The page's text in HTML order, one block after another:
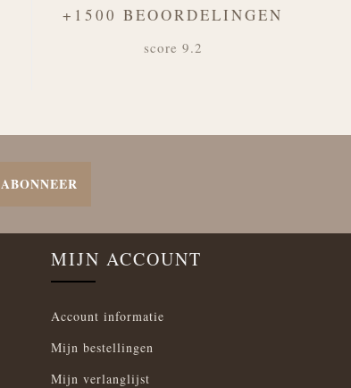
+1500 BEOORDELINGEN
score 9.2
ABONNEER
MIJN ACCOUNT
Account informatie
Mijn bestellingen
Mijn verlanglijst